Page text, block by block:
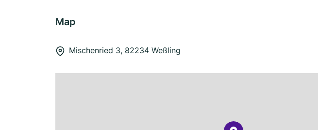
Map
Mischenried 3, 82234 Weßling